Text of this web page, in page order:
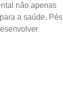
não apenas
a saúde. Pés